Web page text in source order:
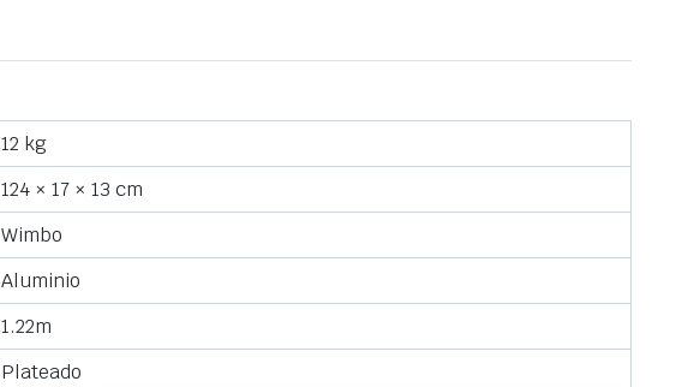
12 kg
124 × 17 × 13 cm
Wimbo
Aluminio
1.22m
Plateado